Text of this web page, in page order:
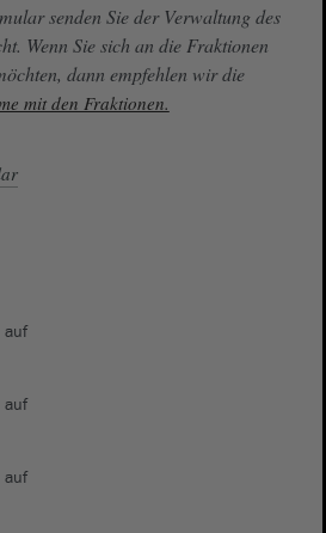
senden Sie der Verwaltung des
Wenn Sie sich an die Fraktionen
dann empfehlen wir die
mit den Fraktionen.
auf
auf
auf